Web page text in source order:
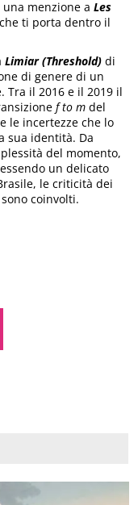
una menzione aLes
ti porta dentro il
Limiar (Threshold) di
di genere di un
Tra il 2016 e il 2019 il
f to m del
le incertezze che lo
sua identità. Da
del momento,
un delicato
le criticità dei
coinvolti.